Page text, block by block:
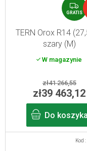
G
R
A
T
GRATIS
TERN Orox R14
szary (M)
W magazynie
zł41 266,55
zł39 463,12
Do koszyka
Kod :